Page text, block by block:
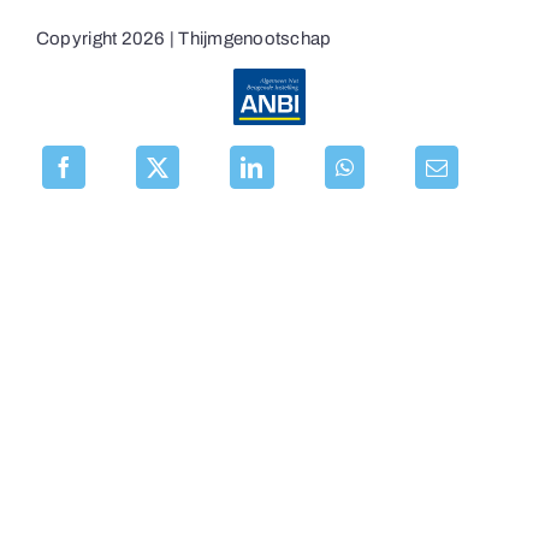
Copyright 2026 | Thijmgenootschap